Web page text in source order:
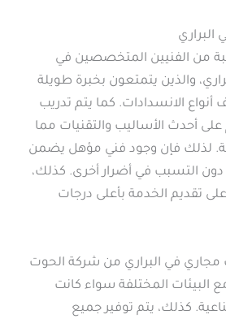
من الفنيين المتخصصين في
والذين يتمتعون بخبرة طويلة
الانسدادات. كما يتم تدريب
على أحدث الأساليب والتقنيات مما
لذلك فإن وجود فني مؤهل يضمن
دون التسبب في أضرار أخرى. كذلك،
تقديم الخدمة بأعلى درجات
مجاري في البراري من شركة الحوت
البيئات المختلفة سواء كانت
كذلك، يتم توفير جميع